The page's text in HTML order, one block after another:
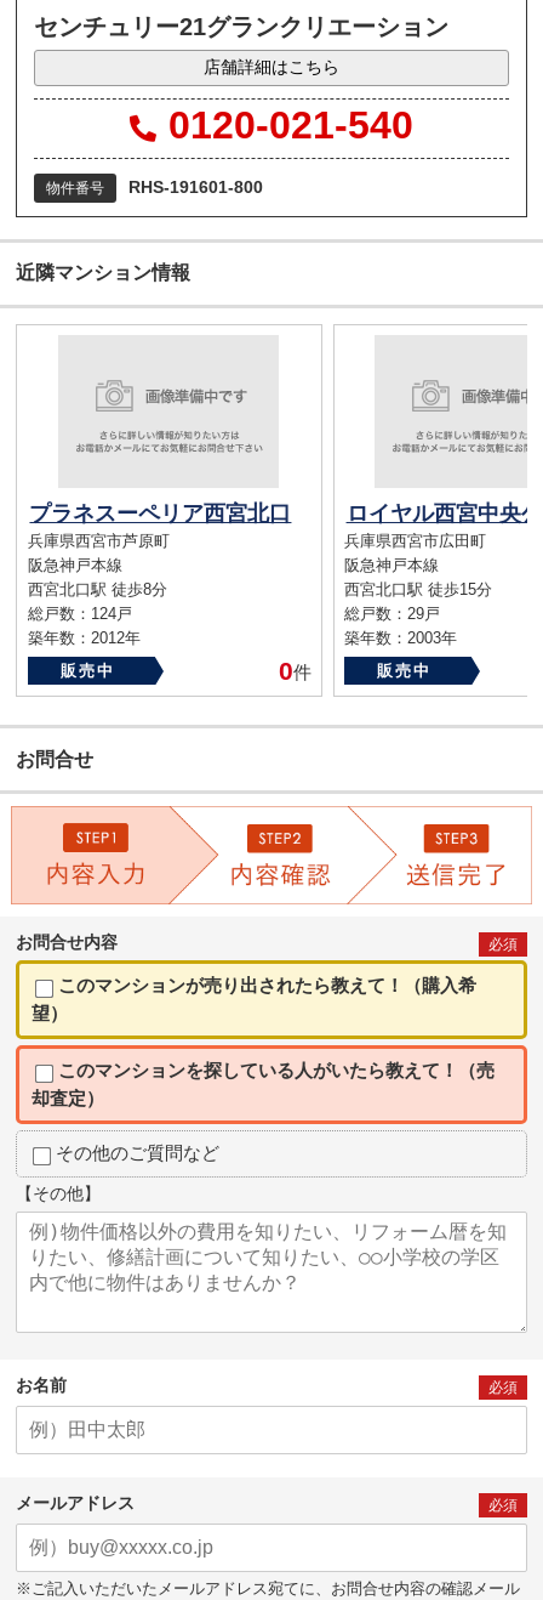
センチュリー21グランクリエーション
店舗詳細はこちら
0120-021-540
物件番号 RHS-191601-800
近隣マンション情報
プラネスーペリア西宮北口
兵庫県西宮市芦原町
阪急神戸本線
西宮北口駅 徒歩8分
総戸数：124戸
築年数：2012年
販売中
0件
ロイヤル西宮中央
兵庫県西宮市広田町
阪急神戸本線
西宮北口駅 徒歩15分
総戸数：29戸
築年数：2003年
販売中
お問合せ
お問合せ内容 必須
このマンションが売り出されたら教えて！（購入希
望）
このマンションを探している人がいたら教えて！（売
却査定）
その他のご質問など
【その他】
お名前 必須
メールアドレス 必須
※ご記入いただいたメールアドレス宛てに、お問合せ内容の確認メール